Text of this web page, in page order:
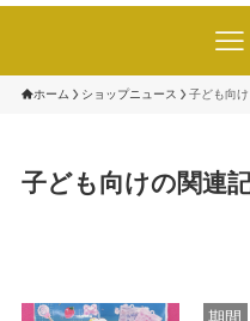
ホーム ショップニュース 子ども向け
子ども向けの関連